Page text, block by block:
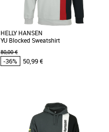
HELLY HANSEN
YU Blocked Sweatshirt
80,00 €
-36% 50,99 €
Vêtements pas cher et Promos
Le sweat YU20 Blocked associe le